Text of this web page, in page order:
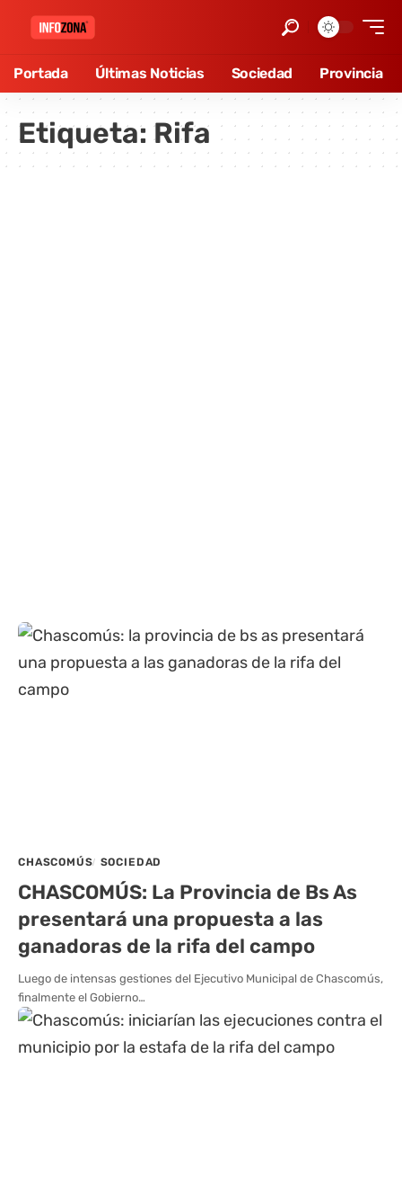
Portada Últimas Noticias Sociedad Provincia
Etiqueta: Rifa
CHASCOMÚS SOCIEDAD
CHASCOMÚS: La Provincia de Bs As
presentará una propuesta a las
ganadoras de la rifa del campo
Luego de intensas gestiones del Ejecutivo Municipal de Chascomús,
finalmente el Gobierno…